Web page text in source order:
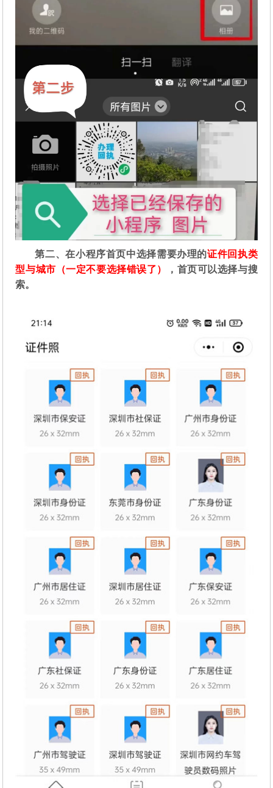
第二、在小程序首页中选择需要办理的证件回执类
型与城市（一定不要选择错误了）
，首页可以选择与搜
索。